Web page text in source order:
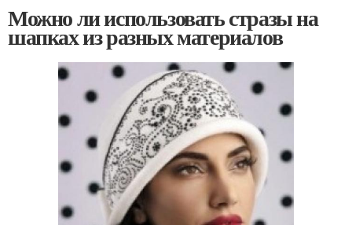
Можно ли использовать стразы на
шапках из разных материалов